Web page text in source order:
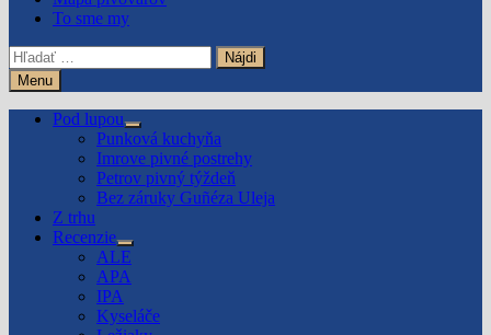
To sme my
Hľadať:
Menu
Pod lupou
Show
sub
menu
Punková kuchyňa
Imrove pivné postrehy
Petrov pivný týždeň
Bez záruky Guñéza Uleja
Z trhu
Recenzie
Show
sub
menu
ALE
APA
IPA
Kyseláče